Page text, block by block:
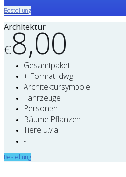
Bestellung
Architektur
€8,00
Gesamtpaket
+ Format: dwg +
Architektursymbole:
Fahrzeuge
Personen
Bäume Pflanzen
Tiere u.v.a.
-
Bestellung